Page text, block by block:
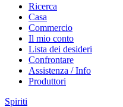
Ricerca
Casa
Commercio
Il mio conto
Lista dei desideri
Confrontare
Assistenza / Info
Produttori
Spiriti